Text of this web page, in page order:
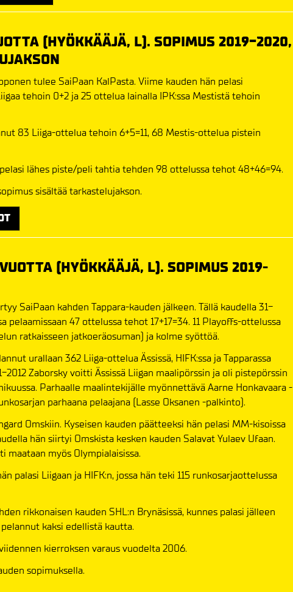
(HYÖKKÄÄJÄ, L). SOPIMUS 2019-2020,
tulee SaiPaan KalPasta. Viime kauden hän pelasi
tehoin 0+2 ja 25 ottelua lainalla IPK:ssa Mestistä tehoin
83 Liiga-ottelua tehoin 6+5=11, 68 Mestis-ottelua pistein
lähes piste/peli tahtia tehden 98 ottelussa tehot 48+46=94.
sisältää tarkastelujakson.
(HYÖKKÄÄJÄ, L). SOPIMUS 2019-
SaiPaan kahden Tappara-kauden jälkeen. Tällä kaudella 31-
pelaamissaan 47 ottelussa tehot 17+17=34. 11 Playoffs-ottelussa
ratkaisseen jatkoeräosuman) ja kolme syöttöä.
urallaan 362 Liiga-ottelua Ässissä, HIFK:ssa ja Tapparassa
2012 Zaborsky voitti Ässissä Liigan maalipörssin ja oli pistepörssin
Parhaalle maalintekijälle myönnettävä Aarne Honkavaara -
parhaana pelaajana (Lasse Oksanen -palkinto).
Omskiin. Kyseisen kauden päätteeksi hän pelasi MM-kisoissa
hän siirtyi Omskista kesken kauden Salavat Yulaev Ufaan.
maataan myös Olympialaisissa.
palasi Liigaan ja HIFK:n, jossa hän teki 115 runkosarjaottelussa
rikkonaisen kauden SHL:n Brynäsissä, kunnes palasi jälleen
kaksi edellistä kautta.
kierroksen varaus vuodelta 2006.
sopimuksella.